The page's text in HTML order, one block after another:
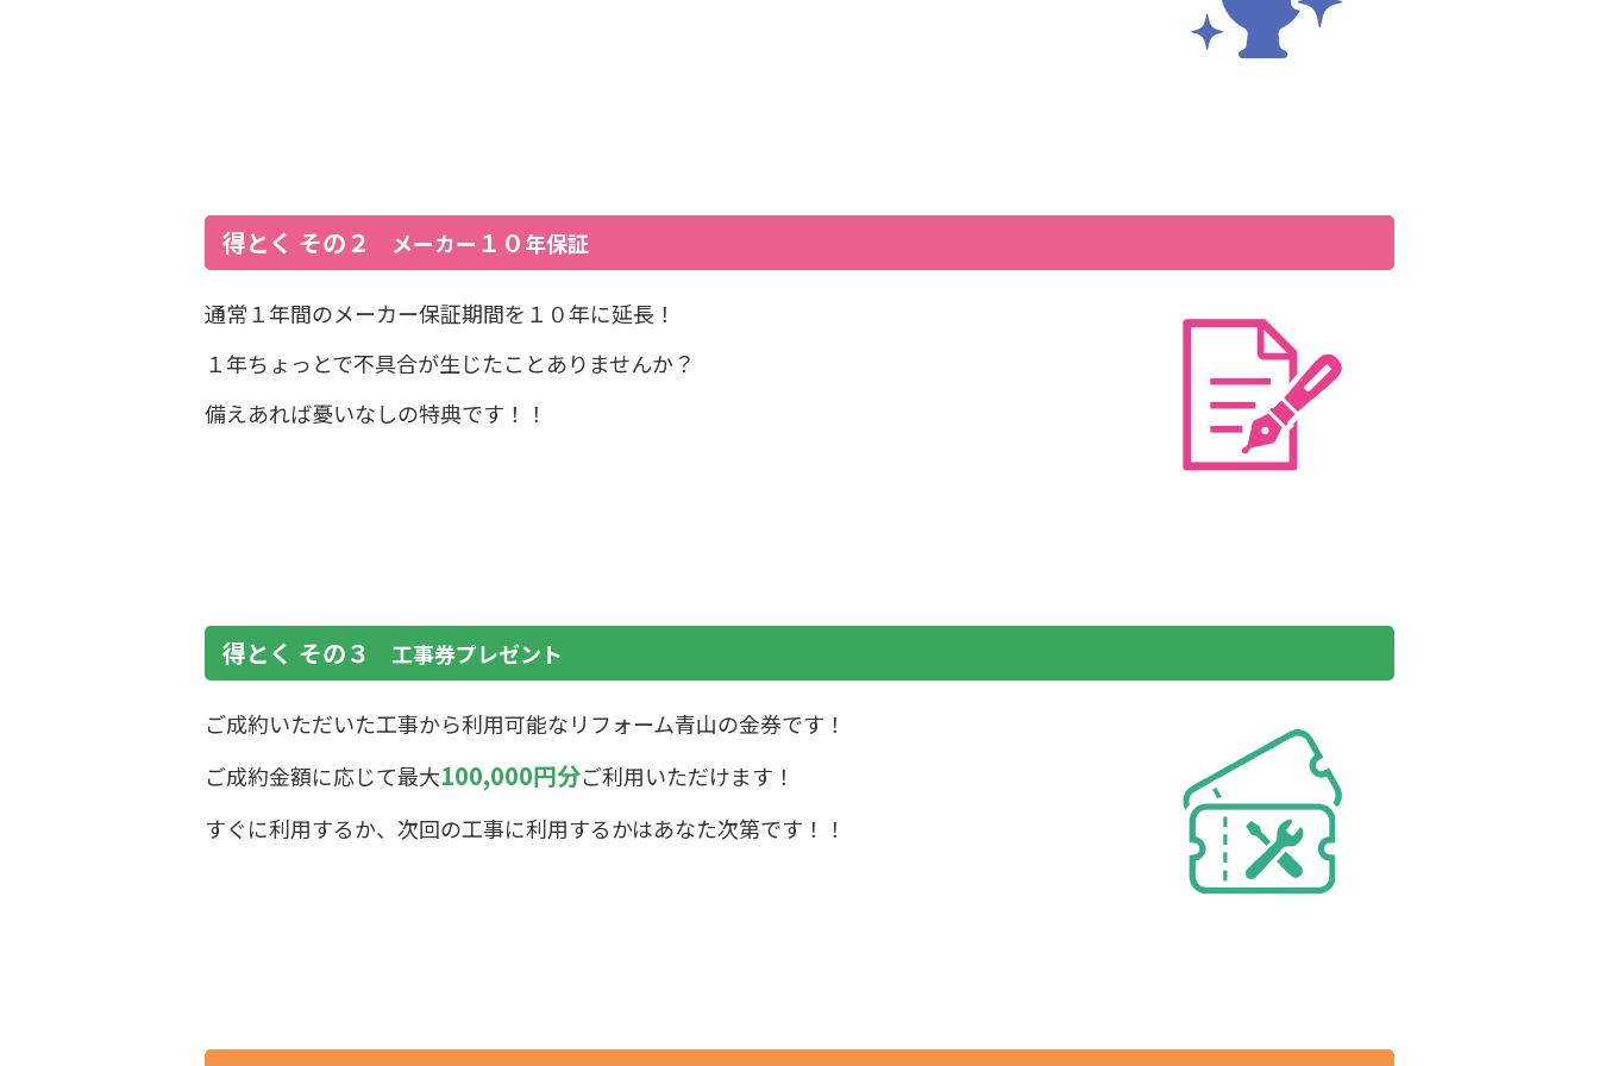
得とく その２ メーカー １０年保証
通常１年間のメーカー保証期間を１０年に延長！
１年ちょっとで不具合が生じたことありませんか？
備えあれば憂いなしの特典です！！
得とく その３ 工事券プレゼント
ご成約いただいた工事から利用可能なリフォーム青山の金券です！
ご成約金額に応じて最大100,000円分ご利用いただけます！
すぐに利用するか、次回の工事に利用するかはあなた次第です！！